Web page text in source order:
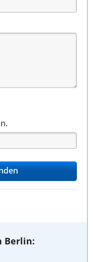
Berlin: